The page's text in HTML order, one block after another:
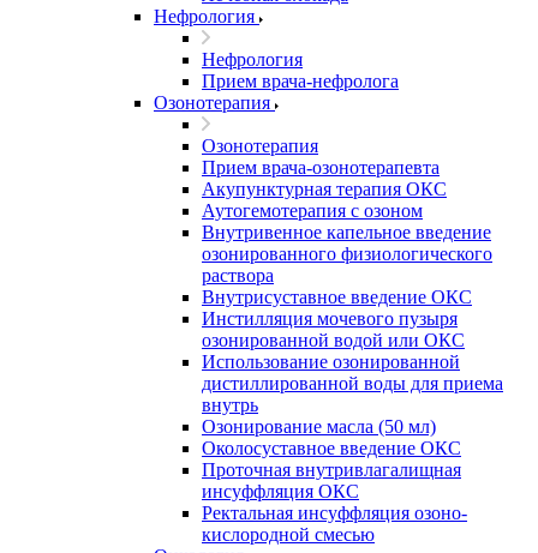
Нефрология
Нефрология
Прием врача-нефролога
Озонотерапия
Озонотерапия
Прием врача-озонотерапевта
Акупунктурная терапия ОКС
Аутогемотерапия с озоном
Внутривенное капельное введение
озонированного физиологического
раствора
Внутрисуставное введение ОКС
Инстилляция мочевого пузыря
озонированной водой или ОКС
Использование озонированной
дистиллированной воды для приема
внутрь
Озонирование масла (50 мл)
Околосуставное введение ОКС
Проточная внутривлагалищная
инсуффляция ОКС
Ректальная инсуффляция озоно-
кислородной смесью